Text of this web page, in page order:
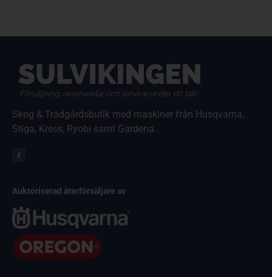
Skog & Trädgårdsbutik med maskiner från Husqvarna,
Stiga, Kress, Ryobi samt Gardena.
Auktoriserad återförsäljare av